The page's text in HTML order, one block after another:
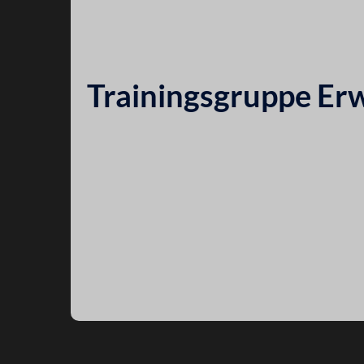
Trainingsgruppe